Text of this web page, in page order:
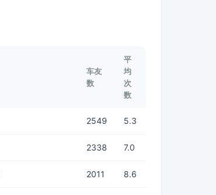
车友
数
平
均
次
数
2549 5.3
2338 7.0
2011 8.6